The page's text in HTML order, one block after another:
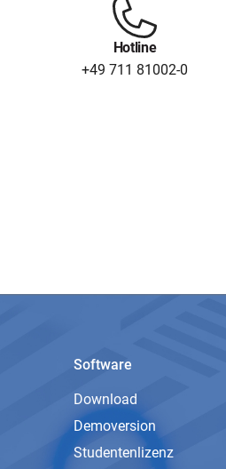
Hotline
+49 711 81002-0
Software
Download
Demoversion
Studentenlizenz